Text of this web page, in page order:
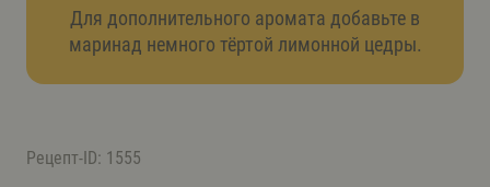
Для дополнительного аромата добавьте в
маринад немного тёртой лимонной цедры.
Рецепт-ID: 1555